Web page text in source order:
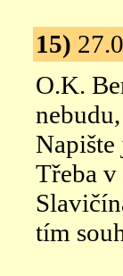
15)
O.K.
Napište
Třeba v
tím